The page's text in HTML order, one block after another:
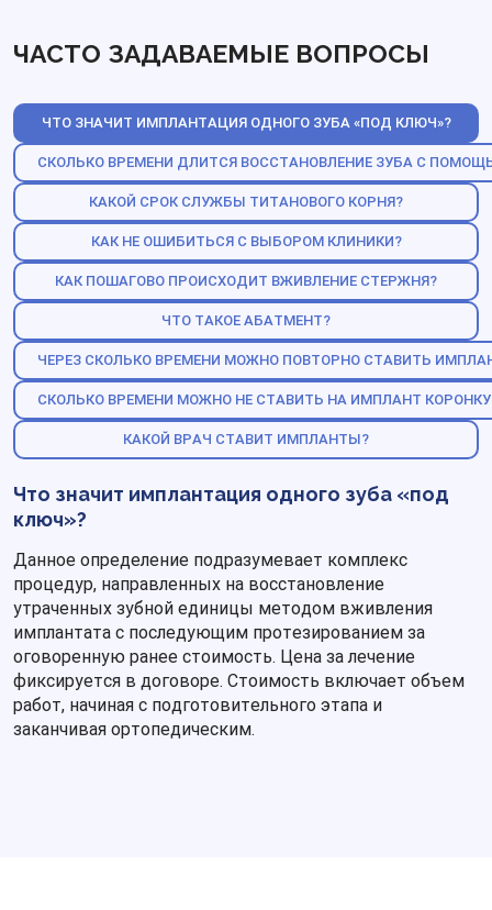
восстановление утраченных зубов.
методов протезирования; комфортное
обслуживание.
Пожизненная гарантия на работу врача при
соблюдении рекомендаций.
Использование в лечении высококачественных
современных материалов и только оригинальные
комплектующих.
Штат высококвалифицированных специалистов.
Гибкие цены на лечение, скидки постоянным
пациентам.
ЧАСТО ЗАДАВАЕМЫЕ ВОПРОСЫ
ЧТО ЗНАЧИТ ИМПЛАНТАЦИЯ ОДНОГО ЗУБА «ПОД КЛЮЧ»?
СКОЛЬКО ВРЕМЕНИ ДЛИТСЯ ВОССТАНОВЛЕНИЕ ЗУБА С
КАКОЙ СРОК СЛУЖБЫ ТИТАНОВОГО КОРНЯ?
КАК НЕ ОШИБИТЬСЯ С ВЫБОРОМ КЛИНИКИ?
КАК ПОШАГОВО ПРОИСХОДИТ ВЖИВЛЕНИЕ СТЕРЖНЯ?
ЧТО ТАКОЕ АБАТМЕНТ?
ЧЕРЕЗ СКОЛЬКО ВРЕМЕНИ МОЖНО ПОВТОРНО СТАВИТЬ
СКОЛЬКО ВРЕМЕНИ МОЖНО НЕ СТАВИТЬ НА ИМПЛАНТ
КАКОЙ ВРАЧ СТАВИТ ИМПЛАНТЫ?
Что значит имплантация одного зуба «под
ключ»?
Данное определение подразумевает комплекс
процедур, направленных на восстановление
утраченных зубной единицы методом вживления
имплантата с последующим протезированием за
оговоренную ранее стоимость. Цена за лечение
фиксируется в договоре. Стоимость включает объем
работ, начиная с подготовительного этапа и
заканчивая ортопедическим.